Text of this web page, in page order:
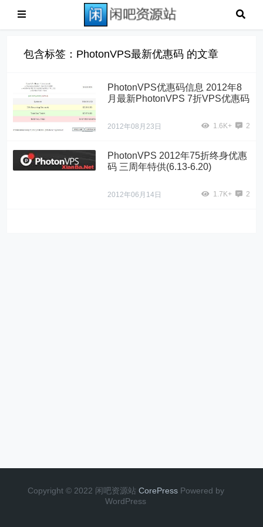
包含标签：PhotonVPS最新优惠码 的文章
PhotonVPS优惠码信息 2012年8
月最新PhotonVPS 7折VPS优惠码
2012年08月23日 1.6K+ 2
PhotonVPS 2012年75折终身优惠
码 三周年特供(6.13-6.20)
2012年06月14日 1.7K+ 2
Copyright © 2022 闲吧资源站 CorePress Powered by
WordPress